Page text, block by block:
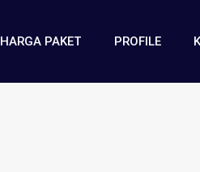
HARGA PAKET PROFILE